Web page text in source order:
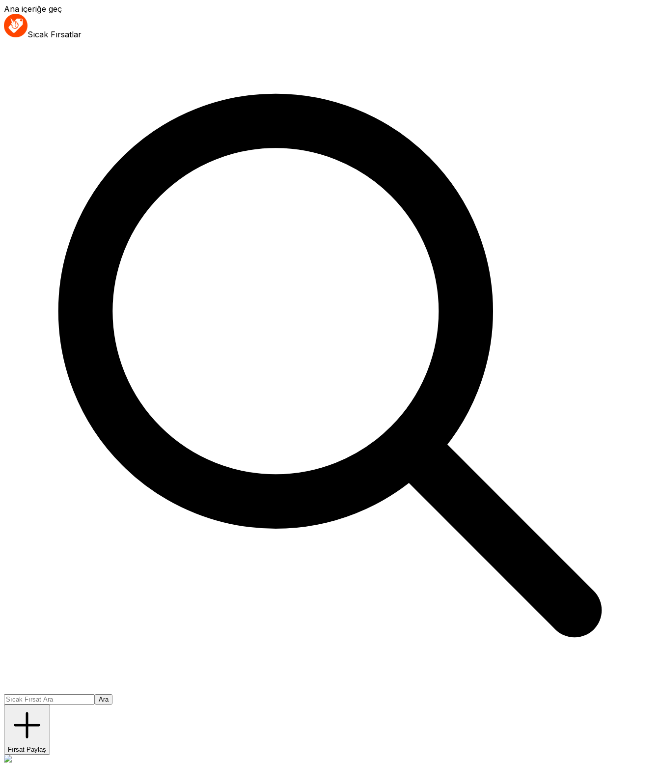
Ana içeriğe geç
Sıcak Fırsatlar
Ara
Fırsat Paylaş